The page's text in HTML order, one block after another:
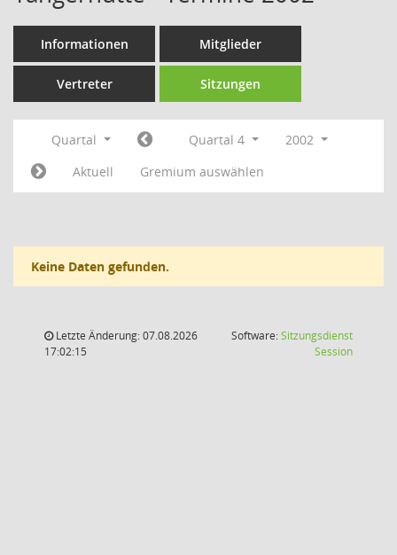
Informationen Mitglieder
Vertreter Sitzungen
Quartal Quartal 4
2002
Aktuell
Gremium auswählen
Keine Daten gefunden.
Letzte Änderung: 07.08.2026
17:02:15
Software:Sitzungsdienst
Session(Wird in